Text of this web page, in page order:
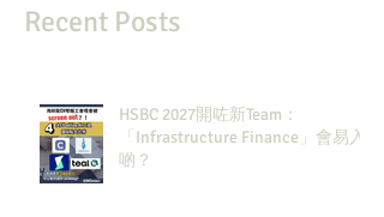
Recent Posts
HSBC 2027開咗新Team：
「Infrastructure Finance」會易入
啲？